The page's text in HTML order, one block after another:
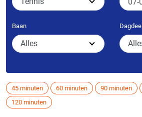
Baan Dagdeel
45 minuten 60 minuten 90 minuten
120 minuten